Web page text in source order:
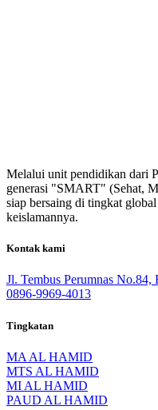
Melalui unit pendidikan dari
generasi "SMART" (Sehat,
siap bersaing di tingkat
keislamannya.
Kontak kami
Jl. Tembus Perumnas No.84,
0896-9969-4013
Tingkatan
MA AL HAMID
MTS AL HAMID
MI AL HAMID
PAUD AL HAMID